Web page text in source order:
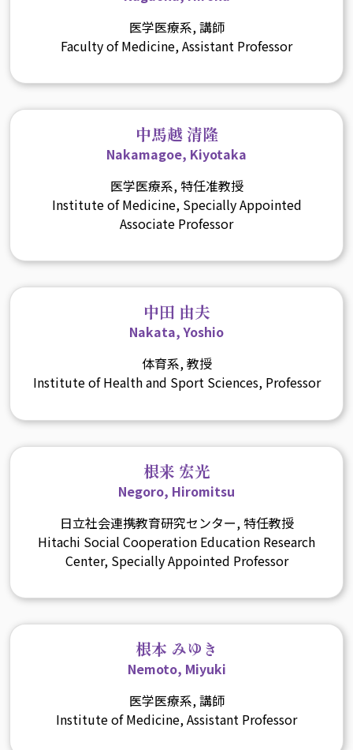
医学医療系, 講師
Faculty of Medicine, Assistant Professor
中馬越 清隆
Nakamagoe, Kiyotaka
医学医療系, 特任准教授
Institute of Medicine, Specially Appointed
Associate Professor
中田 由夫
Nakata, Yoshio
体育系, 教授
Institute of Health and Sport Sciences, Professor
根来 宏光
Negoro, Hiromitsu
日立社会連携教育研究センター, 特任教授
Hitachi Social Cooperation Education Research
Center, Specially Appointed Professor
根本 みゆき
Nemoto, Miyuki
医学医療系, 講師
Institute of Medicine, Assistant Professor